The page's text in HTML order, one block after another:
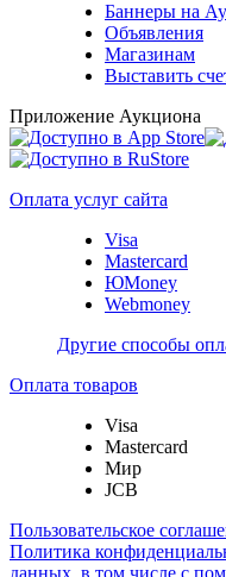
Баннеры на
Объявления
Магазинам
Выставить
Приложение Аукциона
Оплата услуг сайта
Visa
Mastercard
ЮMoney
Webmoney
Другие способы
Оплата товаров
Visa
Mastercard
Мир
JCB
Пользовательское
Политика